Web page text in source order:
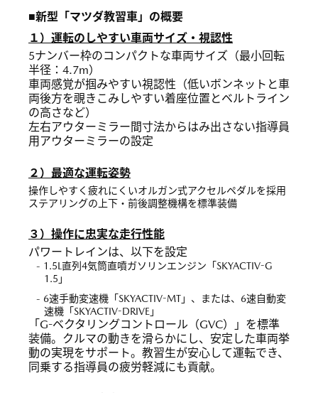
■新型「マツダ教習車」の概要
１）運転のしやすい車両サイズ・視認性
5ナンバー枠のコンパクトな車両サイズ（最小回転
半径：4.7m）
車両感覚が掴みやすい視認性（低いボンネットと車
両後方を覗きこみしやすい着座位置とベルトライン
の高さなど）
左右アウターミラー間寸法からはみ出さない指導員
用アウターミラーの設定
２）最適な運転姿勢
操作しやすく疲れにくいオルガン式アクセルペダルを採用
ステアリングの上下・前後調整機構を標準装備
３）操作に忠実な走行性能
パワートレインは、以下を設定
- 1.5L直列4気筒直噴ガソリンエンジン「SKYACTIV-G
1.5」
- 6速手動変速機「SKYACTIV-MT」、または、6速自動変
速機「SKYACTIV-DRIVE」
「G-ベクタリングコントロール（GVC）」を標準
装備。クルマの動きを滑らかにし、安定した車両挙
動の実現をサポート。教習生が安心して運転でき、
同乗する指導員の疲労軽減にも貢献。